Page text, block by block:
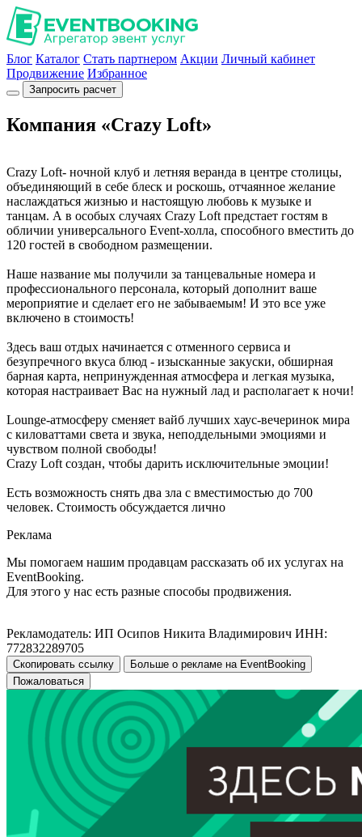
Блог Каталог Стать партнером Акции Личный кабинет
Продвижение Избранное
Запросить расчет
Компания «Crazy Loft»
Crazy Loft- ночной клуб и летняя веранда в центре столицы,
объединяющий в себе блеск и роскошь, отчаянное желание
наслаждаться жизнью и настоящую любовь к музыке и
танцам. А в особых случаях Crazy Loft предстает гостям в
обличии универсального Event-холла, способного вместить до
120 гостей в свободном размещении.
Наше название мы получили за танцевальные номера и
профессионального персонала, который дополнит ваше
мероприятие и сделает его не забываемым! И это все уже
включено в стоимость!
Здесь ваш отдых начинается с отменного сервиса и
безупречного вкуса блюд - изысканные закуски, обширная
барная карта, непринужденная атмосфера и легкая музыка,
которая настраивает Вас на нужный лад и располагает к ночи!
Lounge-атмосферу сменяет вайб лучших хаус-вечеринок мира
с киловаттами света и звука, неподдельными эмоциями и
чувством полной свободы!
Crazy Loft создан, чтобы дарить исключительные эмоции!
Есть возможность снять два зла с вместимостью до 700
человек. Стоимость обсуждается лично
Реклама
Мы помогаем нашим продавцам рассказать об их услугах на
EventBooking.
Для этого у нас есть разные способы продвижения.
Рекламодатель: ИП Осипов Никита Владимирович ИНН:
772832289705
Скопировать ссылку
Больше о рекламе на EventBooking
Пожаловаться